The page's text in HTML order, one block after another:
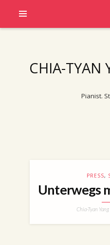
CHIA-TYAN
Pianist.
PRESS,
Unterwegs
Chia-Tyan Yang